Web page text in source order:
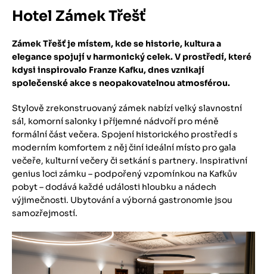
Hotel Zámek Třešť
Zámek Třešť je místem, kde se historie, kultura a
elegance spojují v harmonický celek. V prostředí, které
kdysi inspirovalo Franze Kafku, dnes vznikají
společenské akce s neopakovatelnou atmosférou.
​Stylově zrekonstruovaný zámek nabízí velký slavnostní
sál, komorní salonky i příjemné nádvoří pro méně
formální část večera. Spojení historického prostředí s
moderním komfortem z něj činí ideální místo pro gala
večeře, kulturní večery či setkání s partnery. Inspirativní
genius loci zámku – podpořený vzpomínkou na Kafkův
pobyt – dodává každé události hloubku a nádech
výjimečnosti. Ubytování a výborná gastronomie jsou
samozřejmostí.